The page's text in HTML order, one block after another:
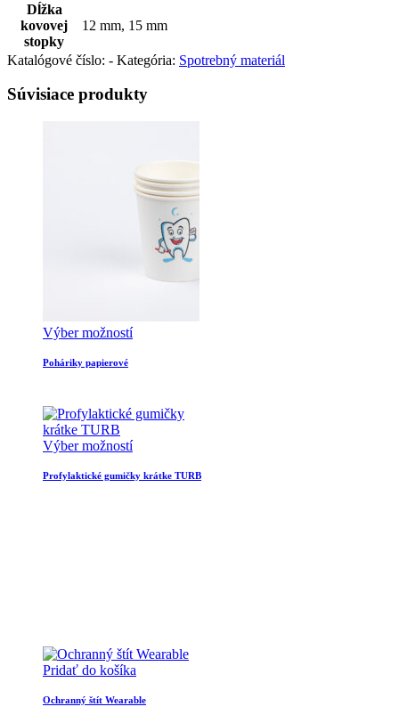
Dĺžka
kovovej
stopky
12 mm, 15 mm
Katalógové číslo: - Kategória: Spotrebný materiál
Súvisiace produkty
Výber možností
Poháriky papierové
Výber možností
Profylaktické gumičky krátke TURB
Pridať do košíka
Ochranný štít Wearable